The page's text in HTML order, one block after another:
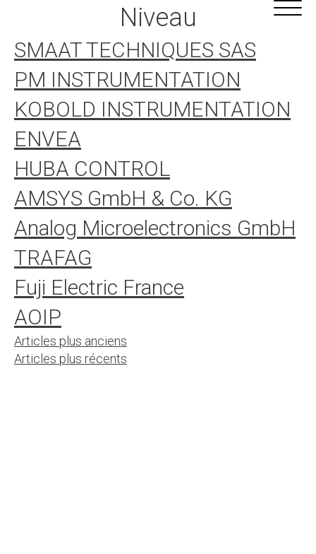
contenu
Niveau
SMAAT TECHNIQUES SAS
PM INSTRUMENTATION
KOBOLD INSTRUMENTATION
ENVEA
HUBA CONTROL
AMSYS GmbH & Co. KG
Analog Microelectronics GmbH
TRAFAG
Fuji Electric France
AOIP
Navigation
Articles plus anciens
Articles plus récents
Panneau de gestion des cookies